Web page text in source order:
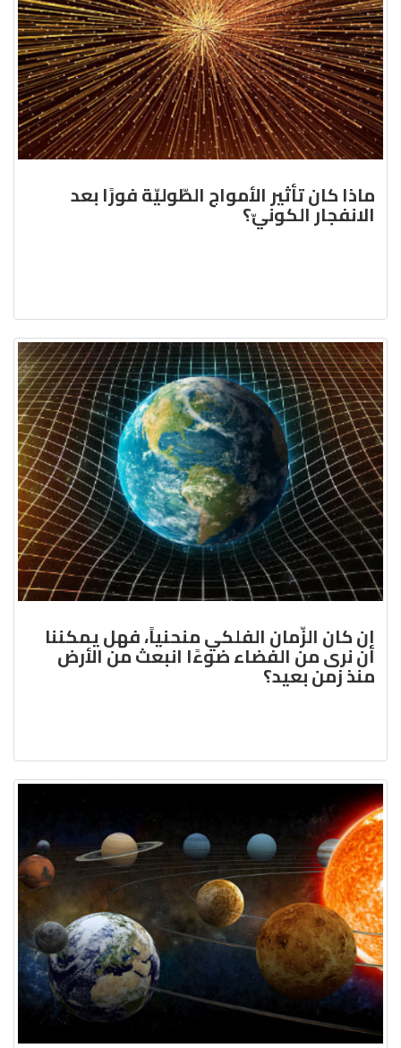
ماذا كان تأثير الأمواج الطّوليّة فورًا بعد
الانفجار الكونيّ؟
إن كان الزّمان الفلكي منحنياً، فهل يمكننا
أن نرى من الفضاء ضوءًا انبعث من الأرض
منذ زمن بعيد؟